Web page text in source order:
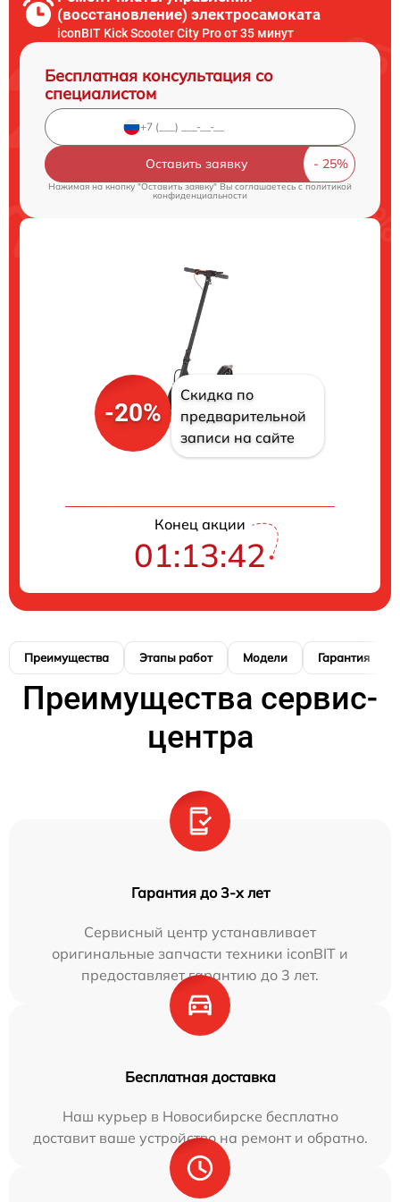
(восстановление) электросамоката
iconBIT Kick Scooter City Pro от 35 минут
Бесплатная консультация со
специалистом
Оставить заявку
Нажимая на кнопку "Оставить заявку" Вы соглашаетесь cполитикой
конфиденциальности
-20%
Скидка по
предварительной
записи на сайте
Конец акции
01:13:41
Преимущества Этапы работ Модели Гарантия
Преимущества сервис-
центра
Гарантия до 3-х лет
Сервисный центр устанавливает
оригинальные запчасти техники iconBIT и
предоставляет гарантию до 3 лет.
Бесплатная доставка
Наш курьер в Новосибирске бесплатно
доставит ваше устройство на ремонт и обратно.